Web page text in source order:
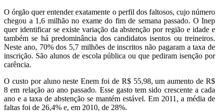
O órgão quer entender exatamente o perfil dos faltosos, cujo número
chegou a 1,6 milhão no exame do fim de semana passado. O Inep
quer identificar se existe variação da abstenção por região e idade e
também se há predominância dos candidatos isentos ou treineiros.
Neste ano, 70% dos 5,7 milhões de inscritos não pagaram a taxa de
inscrição. São alunos de escola pública ou que pediram isenção por
carência.
O custo por aluno neste Enem foi de R$ 55,98, um aumento de R$
8 em relação ao ano passado. Esse gasto tem sido crescente a cada
ano e a taxa de abstenção se mantém estável. Em 2011, a média de
faltas foi de 26,4% e, em 2010, de 28%.